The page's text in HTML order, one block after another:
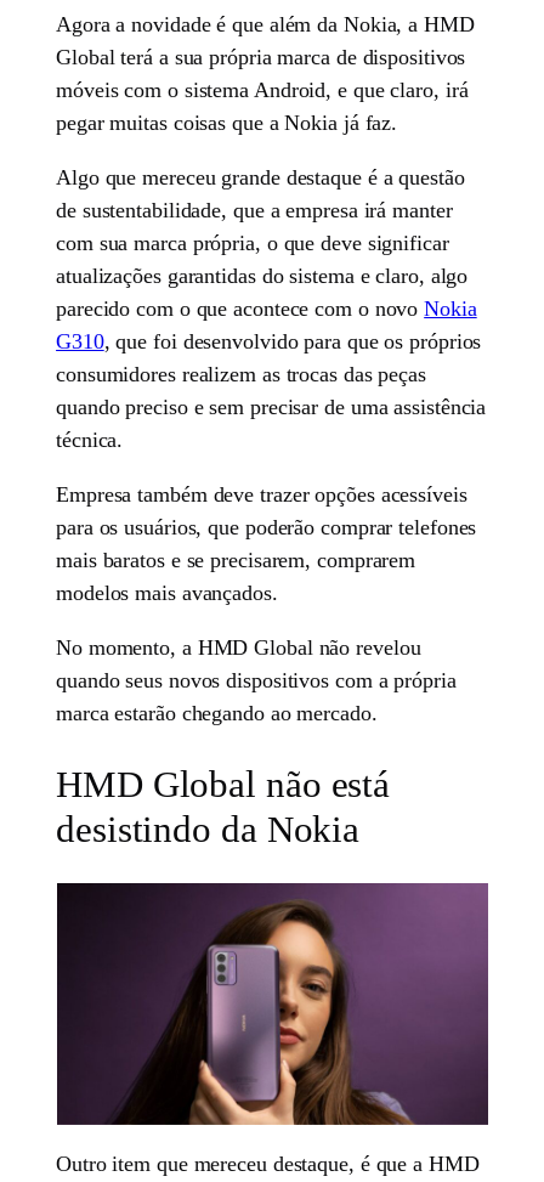
Agora a novidade é que além da Nokia, a HMD
Global terá a sua própria marca de dispositivos
móveis com o sistema Android, e que claro, irá
pegar muitas coisas que a Nokia já faz.
Algo que mereceu grande destaque é a questão
de sustentabilidade, que a empresa irá manter
com sua marca própria, o que deve significar
atualizações garantidas do sistema e claro, algo
parecido com o que acontece com o novoNokia
G310, que foi desenvolvido para que os próprios
consumidores realizem as trocas das peças
quando preciso e sem precisar de uma assistência
técnica.
Empresa também deve trazer opções acessíveis
para os usuários, que poderão comprar telefones
mais baratos e se precisarem, comprarem
modelos mais avançados.
No momento, a HMD Global não revelou
quando seus novos dispositivos com a própria
marca estarão chegando ao mercado.
HMD Global não está
desistindo da Nokia
Outro item que mereceu destaque, é que a HMD